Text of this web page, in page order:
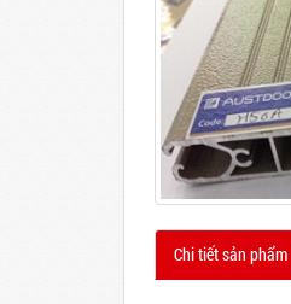
Chi tiết sản phẩm